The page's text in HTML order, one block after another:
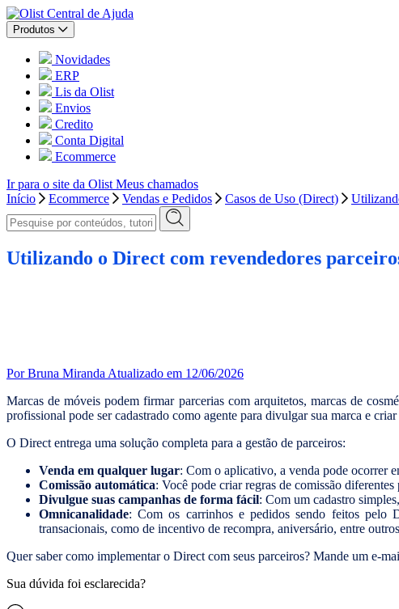
Central de Ajuda
Produtos
Novidades
ERP
Lis da Olist
Envios
Credito
Conta Digital
Ecommerce
Ir para o site da Olist Meus chamados
Início
Ecommerce Vendas e Pedidos Casos de Uso (Direct)
Utilizando o Direct com revendedores
Por Bruna Miranda Atualizado em 12/06/2026
Marcas de móveis podem firmar parcerias com arquitetos, marcas de
profissional pode ser cadastrado como agente para divulgar sua marca e
O Direct entrega uma solução completa para a gestão de parceiros:
Venda em qualquer lugar: Com o aplicativo, a venda pode ocorrer
Comissão automática: Você pode criar regras de comissão
Divulgue suas campanhas de forma fácil: Com um cadastro
Omnicanalidade: Com os carrinhos e pedidos sendo feitos pelo
transacionais, como de incentivo de recompra, aniversário, entre
Quer saber como implementar o Direct com seus parceiros? Mande um e-
Sua dúvida foi esclarecida?